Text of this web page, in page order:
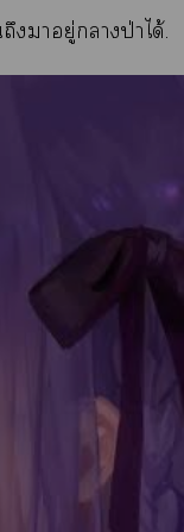
งาอยู่าป่าได้.